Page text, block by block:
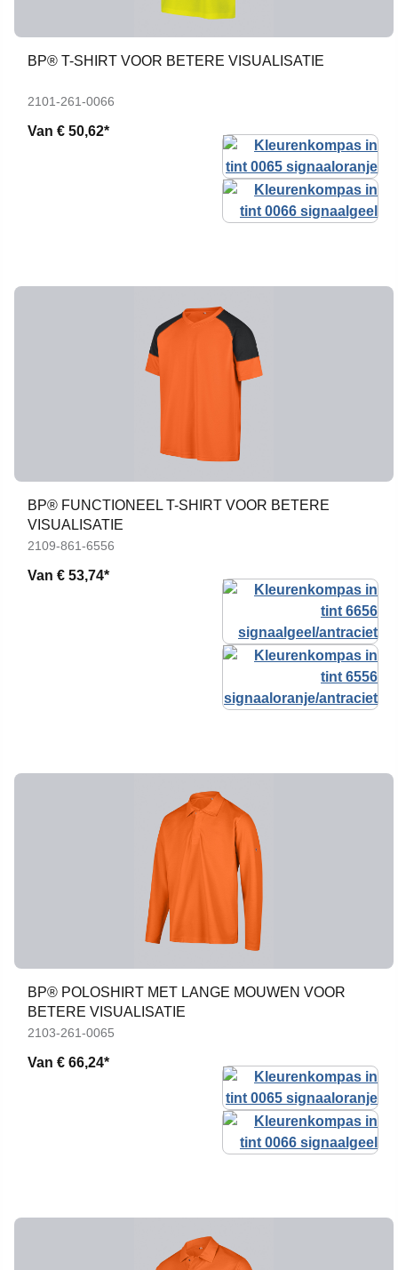
BP® T-SHIRT VOOR BETERE VISUALISATIE
2101-261-0066
Van € 50,62*
BP® FUNCTIONEEL T-SHIRT VOOR BETERE
VISUALISATIE
2109-861-6556
Van € 53,74*
BP® POLOSHIRT MET LANGE MOUWEN VOOR
BETERE VISUALISATIE
2103-261-0065
Van € 66,24*